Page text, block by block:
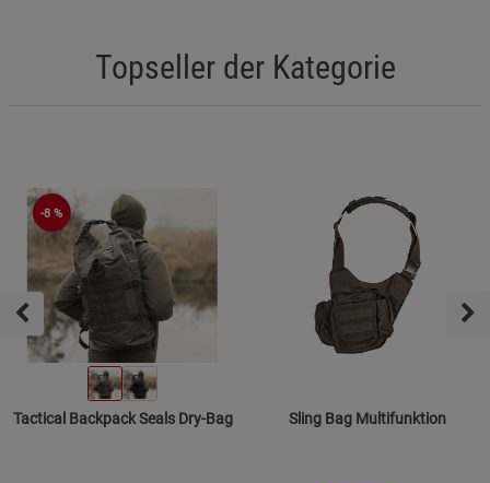
Topseller der Kategorie
-8 %
Tactical Backpack Seals Dry-Bag Sling Bag Multifunktion